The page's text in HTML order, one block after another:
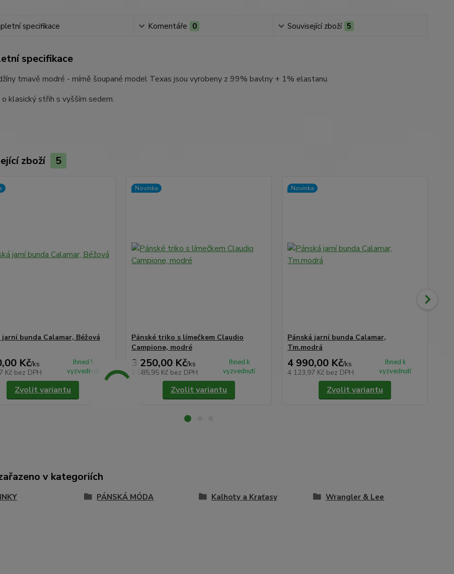
specifikace Komentáře 0 Související zboží 5
specifikace
tmavě modré - mírně šoupané model Texas jsou vyrobeny z 99% bavlny + 1% elastanu.
o klasický střih s vyšším sedem.
zboží 5
jarní bunda Calamar, Béžová
Kč/ks
Kč bez DPH
Ihned k
vyzvednutí
Zvolit variantu
Novinka
Pánské triko s límečkem Claudio
Campione, modré
3 250,00 Kč/ks
2 685,95 Kč bez DPH
Ihned k
vyzvednutí
Zvolit variantu
Novinka
Pánská jarní bunda Calamar,
Tm.modrá
4 990,00 Kč/ks
4 123,97 Kč bez DPH
Ihned k
vyzvednutí
Zvolit variantu
v kategoriích
PÁNSKÁ MÓDA Kalhoty a Kraťasy Wrangler & Lee